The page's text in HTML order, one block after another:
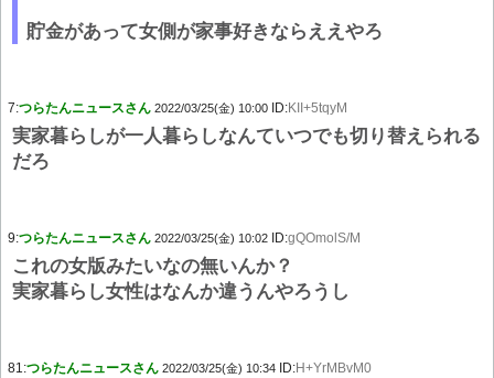
貯金があって女側が家事好きならええやろ
7:つらたんニュースさん 2022/03/25(金) 10:00 ID:KII+5tqyM
実家暮らしが一人暮らしなんていつでも切り替えられる
だろ
9:つらたんニュースさん 2022/03/25(金) 10:02 ID:gQOmolS/M
これの女版みたいなの無いんか？
実家暮らし女性はなんか違うんやろうし
81:つらたんニュースさん 2022/03/25(金) 10:34 ID:H+YrMBvM0